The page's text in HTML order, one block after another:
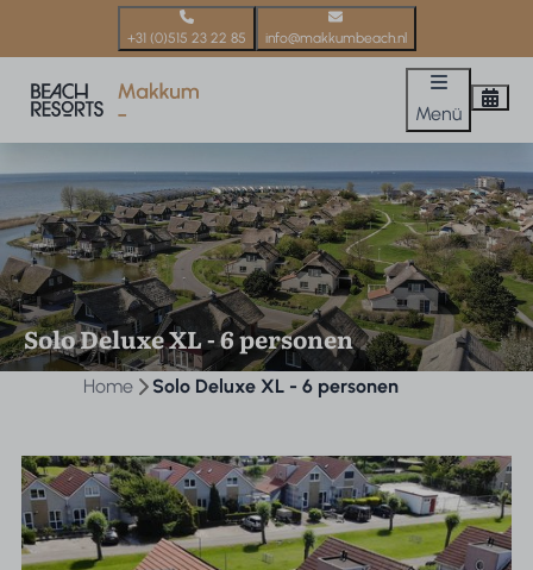
+31 (0)515 23 22 85 info@makkumbeach.nl
Menü
Solo Deluxe XL - 6 personen
Home Solo Deluxe XL - 6 personen